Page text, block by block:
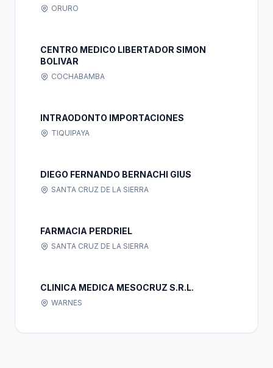
ORURO
CENTRO MEDICO LIBERTADOR SIMON
BOLIVAR
COCHABAMBA
INTRAODONTO IMPORTACIONES
TIQUIPAYA
DIEGO FERNANDO BERNACHI GIUS
SANTA CRUZ DE LA SIERRA
FARMACIA PERDRIEL
SANTA CRUZ DE LA SIERRA
CLINICA MEDICA MESOCRUZ S.R.L.
WARNES